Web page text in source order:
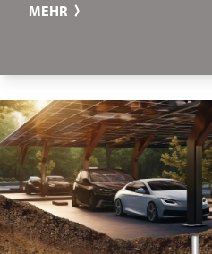
MEHR